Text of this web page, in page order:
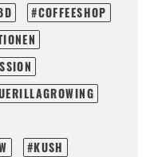
COFFEESHOP
KUSH